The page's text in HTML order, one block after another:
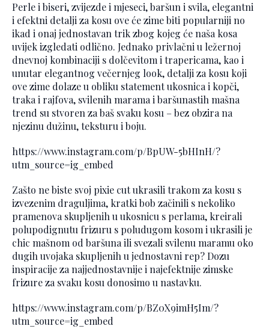
Perle i biseri, zvijezde i mjeseci, baršun i svila, elegantni
i efektni detalji za kosu ove će zime biti popularniji no
ikad i onaj jednostavan trik zbog kojeg će naša kosa
uvijek izgledati odlično. Jednako privlačni u ležernoj
dnevnoj kombinaciji s dolčevitom i trapericama, kao i
unutar elegantnog večernjeg look, detalji za kosu koji
ove zime dolaze u obliku statement ukosnica i kopči,
traka i rajfova, svilenih marama i baršunastih mašna
trend su stvoren za baš svaku kosu – bez obzira na
njezinu dužinu, teksturu i boju.
https://www.instagram.com/p/BpUW-5bHInH/?
utm_source=ig_embed
Zašto ne biste svoj pixie cut ukrasili trakom za kosu s
izvezenim draguljima, kratki bob začinili s nekoliko
pramenova skupljenih u ukosnicu s perlama, kreirali
polupodignutu frizuru s poludugom kosom i ukrasili je
chic mašnom od baršuna ili svezali svilenu maramu oko
dugih uvojaka skupljenih u jednostavni rep? Dozu
inspiracije za najjednostavnije i najefektnije zimske
frizure za svaku kosu donosimo u nastavku.
https://www.instagram.com/p/BZ0X9imH5Im/?
utm_source=ig_embed